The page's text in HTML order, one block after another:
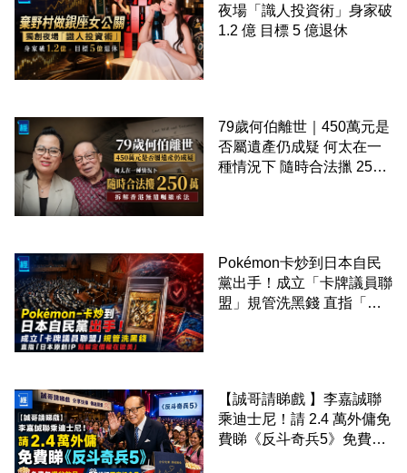
夜場「識人投資術」身家破
1.2 億 目標 5 億退休
79歲何伯離世｜450萬元是
否屬遺產仍成疑 何太在一
種情況下 隨時合法擸 250
Pokémon卡炒到日本自民
黨出手！成立「卡牌議員聯
盟」規管洗黑錢 直指「日
【誠哥請睇戲 】李嘉誠聯
乘迪士尼！請 2.4 萬外傭免
費睇《反斗奇兵5》免費包